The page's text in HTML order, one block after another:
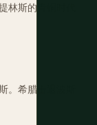
林斯的青铜时代
。希腊击退波斯